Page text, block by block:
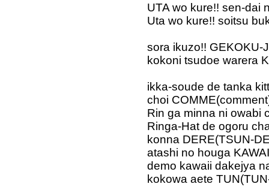
UTA wo kure!! sen-dai
Uta wo kure!! soitsu
sora ikuzo!! GEKOKU-
kokoni tsudoe warera
ikka-soude de tanka
choi
Rin ga minna ni owabi
Ringa-Hat de ogoru
konna DERE(TSUN-
atashi no houga
demo kawaii dakejya
kokowa aete